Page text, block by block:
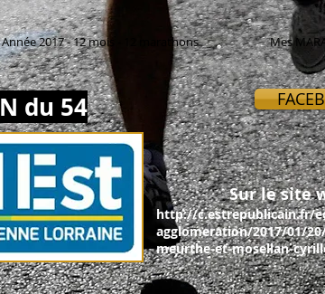
Année 2017 - 12 mois - 12 marathons Mes
du 54
Sur le site
http://c.estrepublicain.fr/
agglomeration/2017/01/
meurthe-et-mosellan-